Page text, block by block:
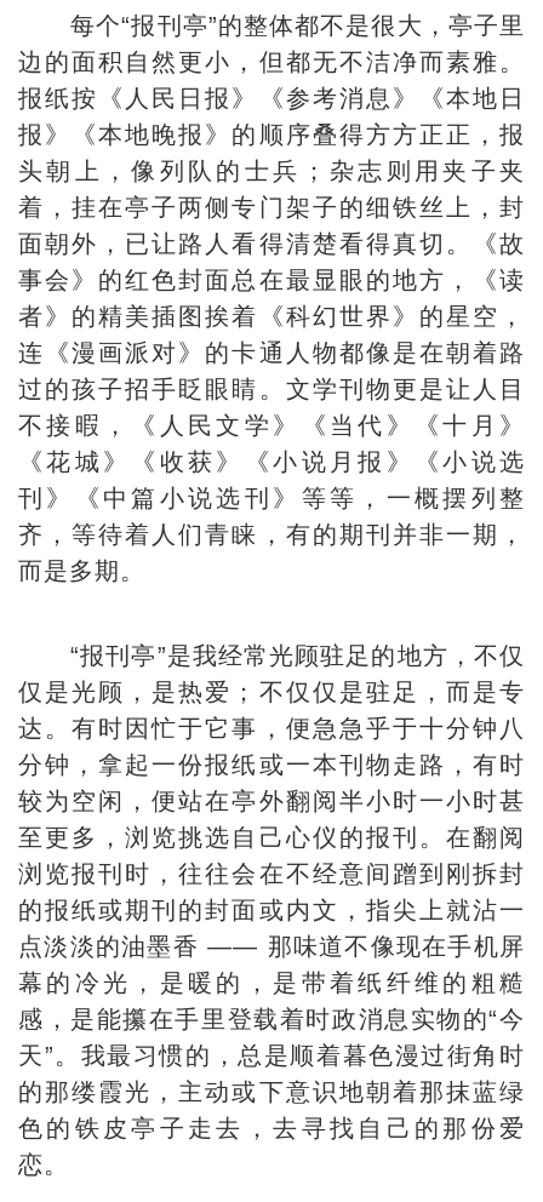
每个“报刊亭”的整体都不是很大，亭子里
边的面积自然更小，但都无不洁净而素雅。
报纸按《人民日报》《参考消息》《本地日
报》《本地晚报》的顺序叠得方方正正，报
头朝上，像列队的士兵；杂志则用夹子夹
着，挂在亭子两侧专门架子的细铁丝上，封
面朝外，已让路人看得清楚看得真切。《故
事会》的红色封面总在最显眼的地方，《读
者》的精美插图挨着《科幻世界》的星空，
连《漫画派对》的卡通人物都像是在朝着路
过的孩子招手眨眼睛。文学刊物更是让人目
不接暇，《人民文学》《当代》《十月》
《花城》《收获》《小说月报》《小说选
刊》《中篇小说选刊》等等，一概摆列整
齐，等待着人们青睐，有的期刊并非一期，
而是多期。
“报刊亭”是我经常光顾驻足的地方，不仅
仅是光顾，是热爱；不仅仅是驻足，而是专
达。有时因忙于它事，便急急乎于十分钟八
分钟，拿起一份报纸或一本刊物走路，有时
较为空闲，便站在亭外翻阅半小时一小时甚
至更多，浏览挑选自己心仪的报刊。在翻阅
浏览报刊时，往往会在不经意间蹭到刚拆封
的报纸或期刊的封面或内文，指尖上就沾一
点淡淡的油墨香 —— 那味道不像现在手机屏
幕的冷光，是暖的，是带着纸纤维的粗糙
感，是能攥在手里登载着时政消息实物的“今
天”。我最习惯的，总是顺着暮色漫过街角时
的那缕霞光，主动或下意识地朝着那抹蓝绿
色的铁皮亭子走去，去寻找自己的那份爱
恋。